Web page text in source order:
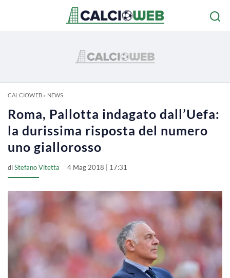
CALCIOWEB» NEWS
Roma, Pallotta indagato dall’Uefa:
la durissima risposta del numero
uno giallorosso
diStefano Vitetta 4 Mag 2018 | 17:31